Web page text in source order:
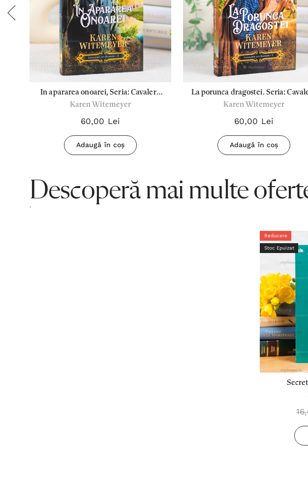
In apararea onoarei, Seria: Cavalerii
lui Hanger 3 - Karen Witemeyer
Karen Witemeyer
60,00 Lei
Adaugă în coș
La porunca dragostei. Seria:
lui Hanger 1 - Karen Witemeyer
Karen Witemeyer
60,00 Lei
Adaugă în coș
Descoperă mai multe
.
Reducere
Stoc Epuizat